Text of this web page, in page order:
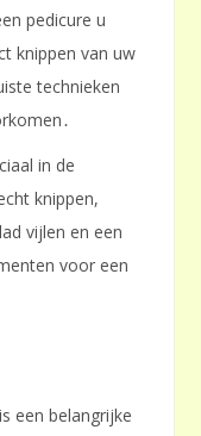
pedicure u
knippen van uw
technieken
in de
knippen,
vijlen en een
voor een
een belangrijke